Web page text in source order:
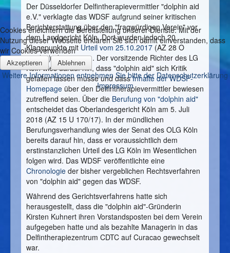
Der Düsseldorfer Delfintherapievermittler "dolphin aid
e.V." verklagte das WDSF aufgrund seiner kritischen
Berichterstattung über den "fragwürdigen Verein" vor
dem Landgericht Köln. Dort wurden jedoch 20
Klagepunkte mit Urteil vom 25.10.2017 (AZ 28 O
368/16) abgewiesen. Der vorsitzende Richter des LG
Köln wies darauf hin, dass "dolphin aid" sich Kritik
gefallen lassen müsse und dassInhalte der WDSF-
Homepage über den Delfintherapievermittler bewiesen
zutreffend seien. Über die Berufung von "dolphin aid"
entscheidet das Oberlandesgericht Köln am 5. Juli
2018 (AZ 15 U 170/17). In der mündlichen
Berufungsverhandlung wies der Senat des OLG Köln
bereits darauf hin, dass er voraussichtlich dem
erstinstanzlichen Urteil des LG Köln im Wesentlichen
folgen wird. Das WDSF veröffentlichte eine
Chronologie der bisher vergeblichen Rechtsverfahren
von "dolphin aid" gegen das WDSF.
Während des Gerichtsverfahrens hatte sich
herausgestellt, dass die "dolphin aid"-Gründerin
Kirsten Kuhnert ihren Vorstandsposten bei dem Verein
aufgegeben hatte und als bezahlte Managerin in das
Delfintherapiezentrum CDTC auf Curacao gewechselt
war.
Cookies erleichtern die Bereitstellung unserer Dienste. Mit der
Nutzung dieser Webseite erklären Sie sich damit einverstanden, dass
wir Cookies verwenden
Akzeptieren Ablehnen
Weitere Informationen entnehmen Sie bitte der Datenschutzerklärung
Impressum